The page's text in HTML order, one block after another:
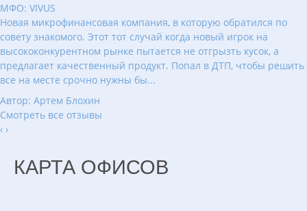
МФО: VIVUS
Новая микрофинансовая компания, в которую обратился по
совету знакомого. Этот тот случай когда новый игрок на
высококонкурентном рынке пытается не отгрызть кусок, а
предлагает качественный продукт. Попал в ДТП, чтобы решить
все на месте срочно нужны бы...
Автор: Артем Блохин
Смотреть все отзывы
‹ ›
КАРТА ОФИСОВ